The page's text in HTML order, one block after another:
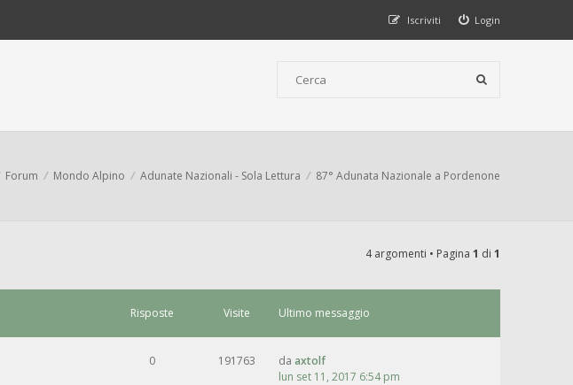
Login
Iscriviti
Forum Mondo Alpino Adunate Nazionali - Sola Lettura 87° Adunata Nazionale a Pordenone
4 argomenti • Pagina 1 di 1
Risposte Visite Ultimo messaggio
0 191763 da axtolf
lun set 11, 2017 6:54 pm